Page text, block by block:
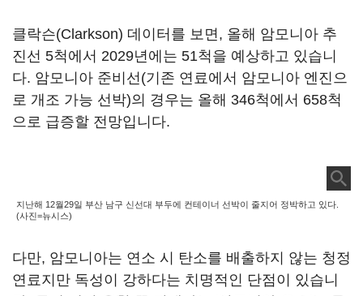
클락슨(Clarkson) 데이터를 보면, 올해 암모니아 추
진선 5척에서 2029년에는 51척을 예상하고 있습니
다. 암모니아 준비선(기존 연료에서 암모니아 엔진으
로 개조 가능 선박)의 경우는 올해 346척에서 658척
으로 급증할 전망입니다.
지난해 12월29일 부산 남구 신선대 부두에 컨테이너 선박이 줄지어 정박하고 있다.
(사진=뉴시스)
다만, 암모니아는 연소 시 탄소를 배출하지 않는 청정
연료지만 독성이 강하다는 치명적인 단점이 있습니